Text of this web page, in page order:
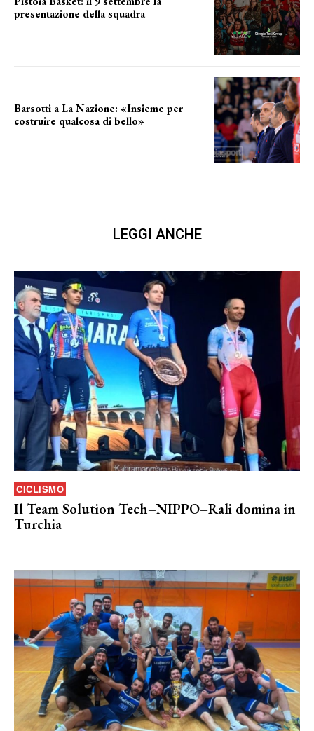
presentazione della squadra
Barsotti a La Nazione: «Insieme per
costruire qualcosa di bello»
LEGGI ANCHE
CICLISMO
Il Team Solution Tech–NIPPO–Rali domina in
Turchia